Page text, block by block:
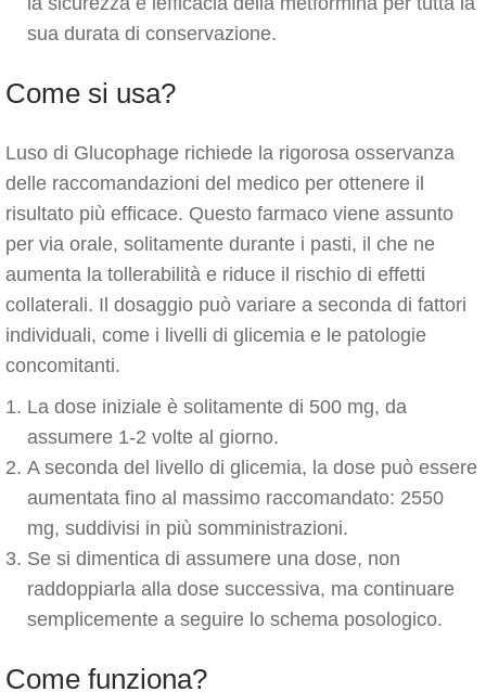
sua durata di conservazione.
Come si usa?
Luso di Glucophage richiede la rigorosa osservanza
delle raccomandazioni del medico per ottenere il
risultato più efficace. Questo farmaco viene assunto
per via orale, solitamente durante i pasti, il che ne
aumenta la tollerabilità e riduce il rischio di effetti
collaterali. Il dosaggio può variare a seconda di fattori
individuali, come i livelli di glicemia e le patologie
concomitanti.
La dose iniziale è solitamente di 500 mg, da
assumere 1-2 volte al giorno.
A seconda del livello di glicemia, la dose può essere
aumentata fino al massimo raccomandato: 2550
mg, suddivisi in più somministrazioni.
Se si dimentica di assumere una dose, non
raddoppiarla alla dose successiva, ma continuare
semplicemente a seguire lo schema posologico.
Come funziona?